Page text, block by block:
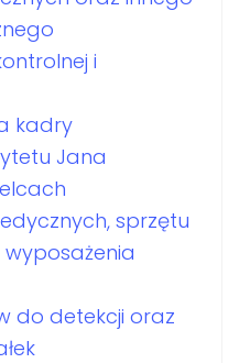
i
kadry
Jana
sprzętu
do detekcji oraz